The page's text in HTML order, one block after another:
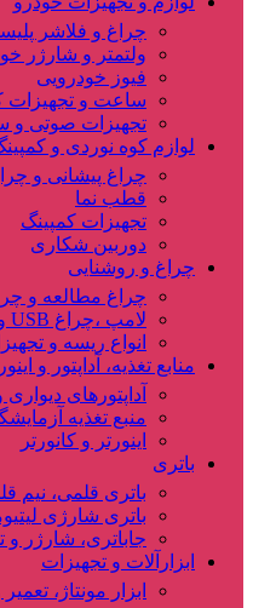
چراغ و فلاشر
ولتمتر و شارژر
فیوز خودرویی
ساعت و تجهیزات
تجهیزات صوتی و
لوازم کوه نوردی و
چراغ پیشانی و
قطب نما
تجهیزات کمپینگ
دوربین شکاری
چراغ و روشنایی
چراغ مطالعه و
لامپ ،چراغ USB و شارژی
انواع ریسه و
منابع تغذیه، آداپتور و
آداپتورهای
منبع تغذیه
اینورتر و کانورتر
باتری
باتری قلمی، نیم
باتری شارژی
جاباتری، شارژر و
ابزارآلات و تجهیزات
ابزار مونتاژ،